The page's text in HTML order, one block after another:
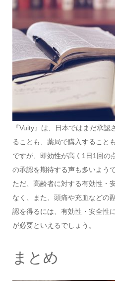
『Vuity』は、日本ではまだ承
ることも、薬局で購入すること
ですが、即効性が高く1日1回の
の承認を期待する声も多いようで
ただ、高齢者に対する有効性・
なく、また、頭痛や充血などの
認を得るには、有効性・安全性
が必要といえるでしょう。
まとめ